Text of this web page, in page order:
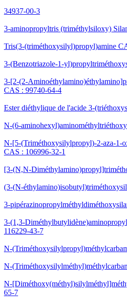
34937-00-3
3-aminopropyltris (triméthylsiloxy)
Tris(3-(triméthoxysilyl)propyl)amine
3-(Benzotriazole-1-
3-[2-(2-
CAS : 99740-64-4
Ester diéthylique de l'acide 3-
N-(6-
N-[5-(Triméthoxysilylpropyl)-2-aza-1-
CAS : 106996-32-1
[3-(N,N-
(3-(N-
3-
3-(1,3-
116229-43-7
N-
N-
N-
65-7